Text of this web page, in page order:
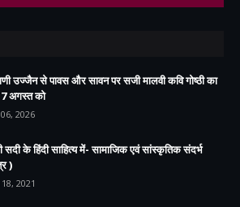
उज्जैन से पावस और सावन पर सजी मालवी कवि गोष्ठी का
अगस्त को
2026
सदी के हिंदी साहित्य में- सामाजिक एवं सांस्कृतिक संदर्भ
)
18, 2021